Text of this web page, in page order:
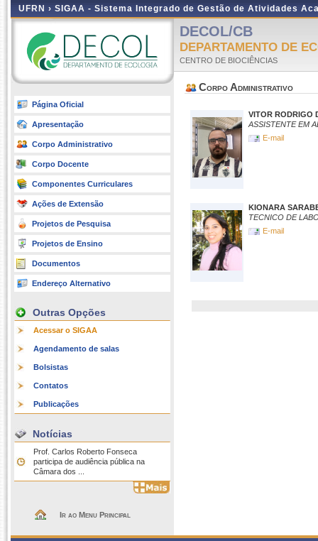
UFRN › SIGAA - Sistema Integrado de Gestão de Atividades
Página Oficial
Apresentação
Corpo Administrativo
Corpo Docente
Componentes Curriculares
Ações de Extensão
Projetos de Pesquisa
Projetos de Ensino
Documentos
Endereço Alternativo
Outras Opções
Acessar o SIGAA
Agendamento de salas
Bolsistas
Contatos
Publicações
Notícias
Prof. Carlos Roberto Fonseca
participa de audiência pública na
Câmara dos ...
Ir ao Menu Principal
DECOL/CB
DEPARTAMENTO DE
CENTRO DE BIOCIÊNCIAS
Corpo Administrativo
VITOR RODRIGO
ASSISTENTE EM
E-mail
KIONARA
TECNICO DE
E-mail